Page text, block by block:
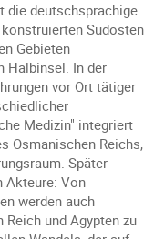
die deutschsprachige
Südosten
Gebieten
Halbinsel. In der
vor Ort tätiger
Medizin" integriert
Osmanischen Reichs,
Später
Akteure: Von
werden auch
und Ägypten zu